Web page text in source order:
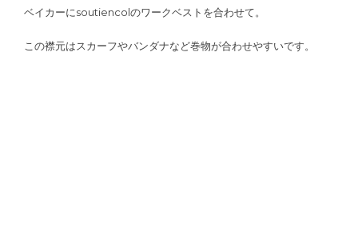
ベイカーにsoutiencolのワークベストを合わせて。
この襟元はスカーフやバンダナなど巻物が合わせやすいです。